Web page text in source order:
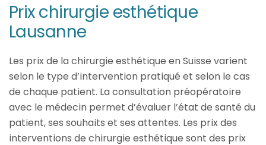
Prix chirurgie esthétique
Lausanne
Les prix de la chirurgie esthétique en Suisse varient
selon le type d’intervention pratiqué et selon le cas
de chaque patient. La consultation préopératoire
avec le médecin permet d’évaluer l’état de santé du
patient, ses souhaits et ses attentes. Les prix des
interventions de chirurgie esthétique sont des prix